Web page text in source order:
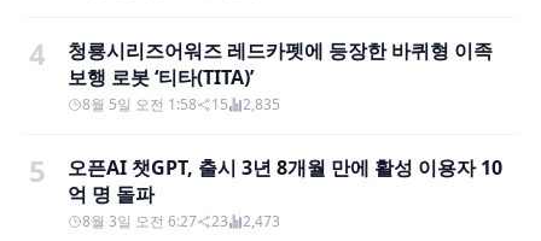
4
청룡시리즈어워즈 레드카펫에 등장한 바퀴형 이족
보행 로봇 ‘티타(TITA)’
8월 5일 오전 1:58 15 2,835
5
오픈AI 챗GPT, 출시 3년 8개월 만에 활성 이용자 10
억 명 돌파
8월 3일 오전 6:27 23 2,473